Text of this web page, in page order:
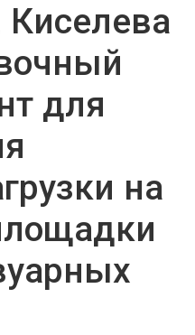
для
на